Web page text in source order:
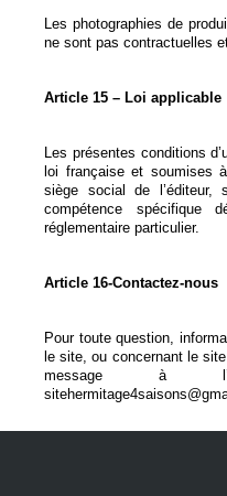
Les photographies de
ne sont pas contractuelles
Article 15 – Loi applicable
Les présentes conditions
loi française et soumises
siège social de l’éditeur,
compétence spécifique
réglementaire particulier.
Article 16-Contactez-nous
Pour toute question,
le site, ou concernant le
message à